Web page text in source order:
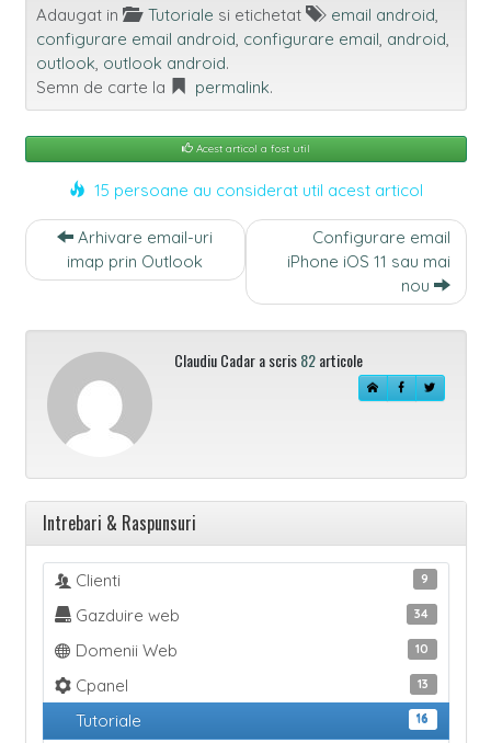
Adaugat in Tutoriale si etichetat email android,
configurare email android, configurare email, android,
outlook, outlook android.
Semn de carte la
permalink.
Acest articol a fost util
15 persoane au considerat util acest articol
Navigare
Arhivare email-uri
imap prin Outlook
Configurare email
iPhone iOS 11 sau mai
nou
Claudiu Cadar a scris82articole
Intrebari & Raspunsuri
9
Clienti
34
Gazduire web
10
Domenii Web
13
Cpanel
16
Tutoriale